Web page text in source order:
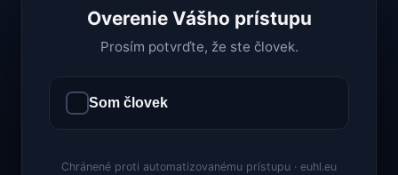
Overenie Vášho prístupu
Prosím potvrďte, že ste človek.
Som človek
Chránené proti automatizovanému prístupu · euhl.eu